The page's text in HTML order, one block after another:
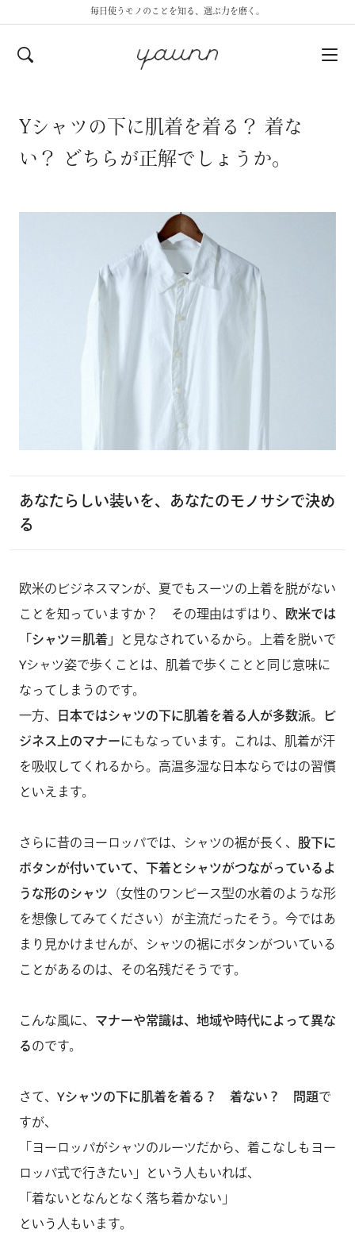
毎日使うモノのことを知る、選ぶ力を磨く。
Yシャツの下に肌着を着る？ 着な
い？ どちらが正解でしょうか。
あなたらしい装いを、あなたのモノサシで決め
る
欧米のビジネスマンが、夏でもスーツの上着を脱がない
ことを知っていますか？ その理由はずはり、 欧米では
「シャツ＝肌着」 と見なされているから。上着を脱いで
Yシャツ姿で歩くことは、肌着で歩くことと同じ意味に
なってしまうのです。
一方、 日本ではシャツの下に肌着を着る人が多数派。ビ
ジネス上のマナーにもなっています。これは、肌着が汗
を吸収してくれるから。高温多湿な日本ならではの習慣
といえます。
さらに昔のヨーロッパでは、シャツの裾が長く、 股下に
ボタンが付いていて、下着とシャツがつながっているよ
うな形のシャツ （女性のワンピース型の水着のような形
を想像してみてください）が主流だったそう。今ではあ
まり見かけませんが、シャツの裾にボタンがついている
ことがあるのは、その名残だそうです。
こんな風に、 マナーや常識は、地域や時代によって異な
るのです。
さて、 Yシャツの下に肌着を着る？ 着ない？ 問題で
すが、
「ヨーロッパがシャツのルーツだから、着こなしもヨー
ロッパ式で行きたい」という人もいれば、
「着ないとなんとなく落ち着かない」
という人もいます。